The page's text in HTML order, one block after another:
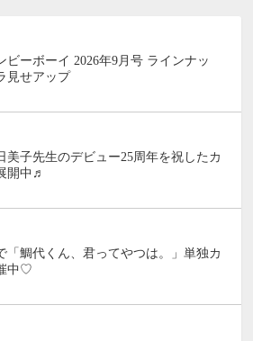
ビーボーイ 2026年9月号 ラインナッ
見せアップ
美子先生のデビュー25周年を祝したカ
開中♬
「鯛代くん、君ってやつは。」単独カ
中♡